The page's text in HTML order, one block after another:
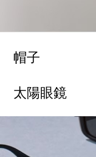
帽子
太陽眼鏡